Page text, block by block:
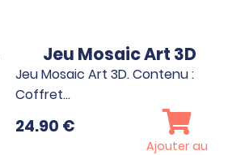
Jeu Mosaic Art 3D
Jeu Mosaic Art 3D. Contenu :
Coffret…
24.90 €
Ajouter au